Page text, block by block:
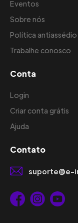
Eventos
Sobre nós
Política antiassédio
Trabalhe conosco
Conta
Login
Criar conta grátis
Ajuda
Contato
suporte@e-